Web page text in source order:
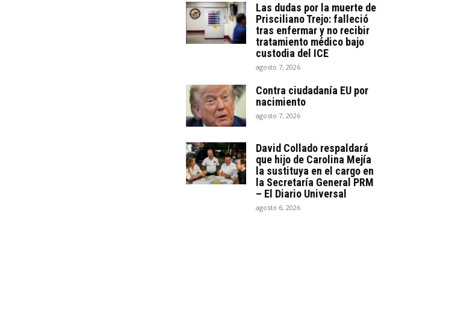
Las dudas por la muerte de
Prisciliano Trejo: falleció
tras enfermar y no recibir
tratamiento médico bajo
custodia del ICE
agosto 7, 2026
Contra ciudadanía EU por
nacimiento
agosto 7, 2026
David Collado respaldará
que hijo de Carolina Mejía
la sustituya en el cargo en
la Secretaría General PRM
– El Diario Universal
agosto 6, 2026